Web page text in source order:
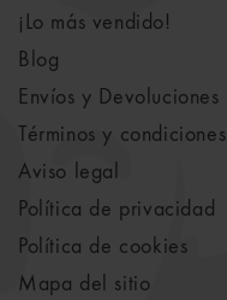
¡Lo más vendido!
Blog
Envíos y Devoluciones
Términos y condiciones
Aviso legal
Política de privacidad
Política de cookies
Mapa del sitio